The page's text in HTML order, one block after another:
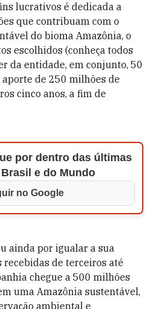
lucrativos é dedicada a
que contribuam com o
do bioma Amazônia, o
escolhidos (conheça todos
da entidade, em conjunto, 50
de 250 milhões de
cinco anos, a fim de
por dentro das últimas
e do Mundo
no Google
ainda por igualar a sua
recebidas de terceiros até
chegue a 500 milhões
uma Amazônia sustentável,
ambiental e